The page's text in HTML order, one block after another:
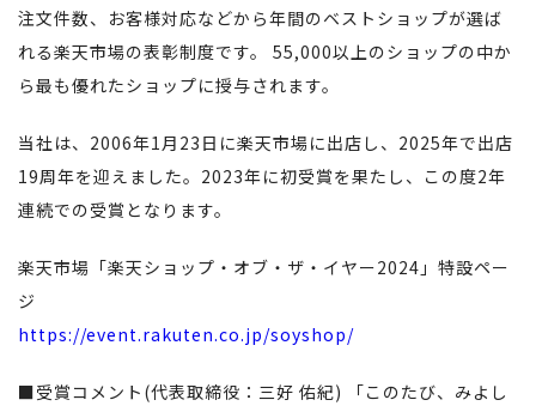
注文件数、お客様対応などから年間のベストショップが選ば
れる楽天市場の表彰制度です。 55,000以上のショップの中か
ら最も優れたショップに授与されます。
当社は、2006年1月23日に楽天市場に出店し、2025年で出店
19周年を迎えました。2023年に初受賞を果たし、この度2年
連続での受賞となります。
楽天市場「楽天ショップ・オブ・ザ・イヤー2024」特設ペー
ジ
https://event.rakuten.co.jp/soyshop/
■受賞コメント(代表取締役：三好 佑紀) 「このたび、みよし